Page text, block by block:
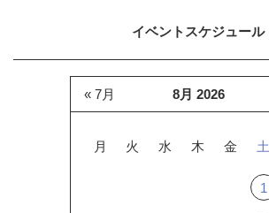
イベントスケジュール
8月 2026
月 火 水 木 金 土
1
« 7月